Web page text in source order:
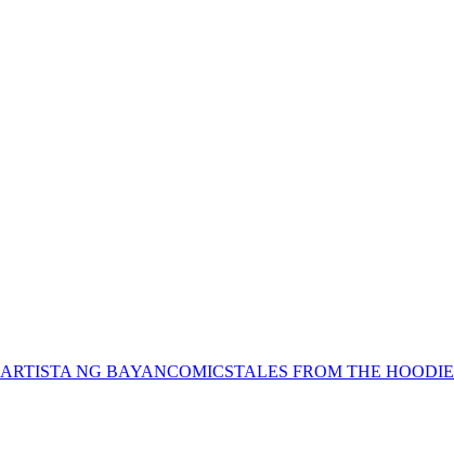
ARTISTA NG BAYANCOMICSTALES FROM THE HOODIE